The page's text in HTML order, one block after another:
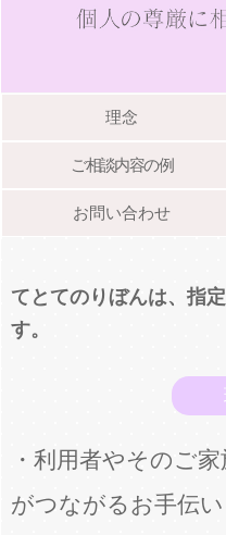
理念
ご相談内容の例
お問い合わせ
てとてのりぼんは、指
す。
・利用者やそのご
がつながるお手伝